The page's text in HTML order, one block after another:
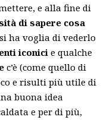
e alla fine di
di sapere cosa
ha voglia di vederlo
iconicie qualche
c’è (come quello di
e risulti più utile di
buona idea
e per di più,